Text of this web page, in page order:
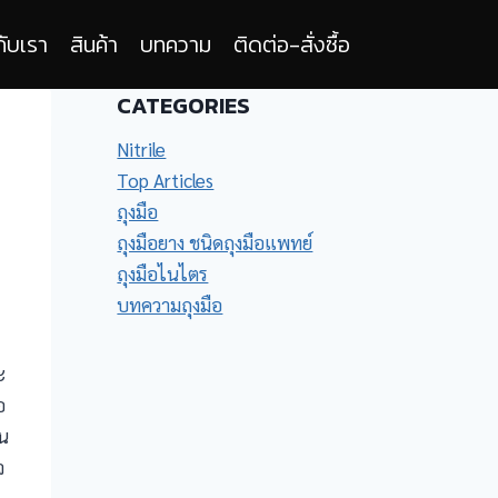
เรา สินค้า บทความ ติดต่อ-สั่งซื้อ
CATEGORIES
Nitrile
Top Articles
ถุงมือ
ถุงมือยาง ชนิดถุงมือแพทย์
ถุงมือไนไตร
บทความถุงมือ